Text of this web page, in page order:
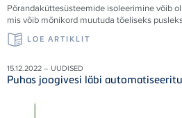
Põrandaküttesüsteemide isoleerimine võib
mis võib mõnikord muutuda tõeliseks
LOE ARTIKLIT
15.12.2022 – UUDISED
Puhas joogivesi läbi